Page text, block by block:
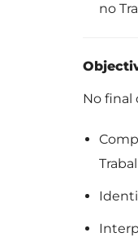
no
No final